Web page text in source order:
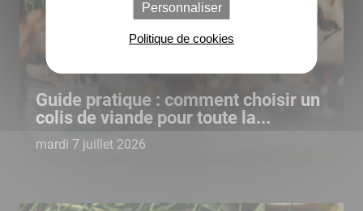
Guide pratique : comment choisir un
colis de viande pour toute la...
mardi 7 juillet 2026
Personnaliser
Politique de cookies